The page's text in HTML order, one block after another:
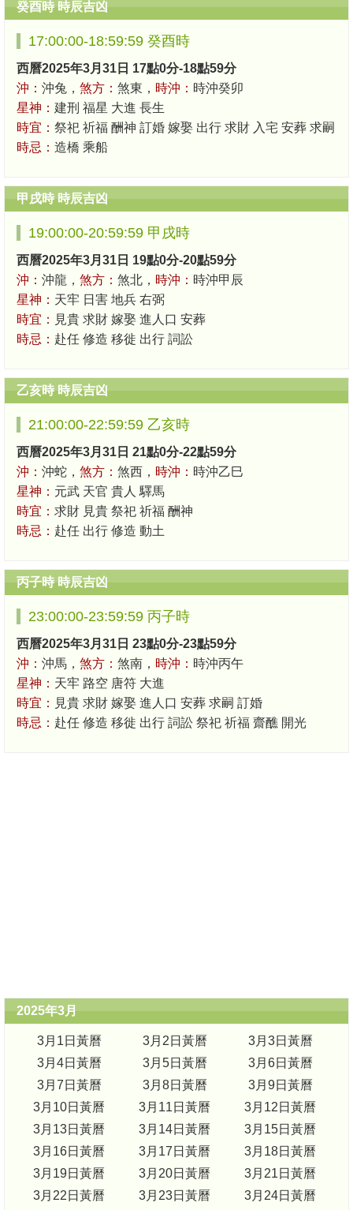
癸酉時 時辰吉凶
17:00:00-18:59:59 癸酉時
西曆2025年3月31日 17點0分-18點59分
沖： 沖兔， 煞方： 煞東， 時沖： 時沖癸卯
星神： 建刑 福星 大進 長生
時宜： 祭祀 祈福 酬神 訂婚 嫁娶 出行 求財 入宅 安葬 求嗣
時忌： 造橋 乘船
甲戌時 時辰吉凶
19:00:00-20:59:59 甲戌時
西曆2025年3月31日 19點0分-20點59分
沖： 沖龍， 煞方： 煞北， 時沖： 時沖甲辰
星神： 天牢 日害 地兵 右弼
時宜： 見貴 求財 嫁娶 進人口 安葬
時忌： 赴任 修造 移徙 出行 詞訟
乙亥時 時辰吉凶
21:00:00-22:59:59 乙亥時
西曆2025年3月31日 21點0分-22點59分
沖： 沖蛇， 煞方： 煞西， 時沖： 時沖乙巳
星神： 元武 天官 貴人 驛馬
時宜： 求財 見貴 祭祀 祈福 酬神
時忌： 赴任 出行 修造 動土
丙子時 時辰吉凶
23:00:00-23:59:59 丙子時
西曆2025年3月31日 23點0分-23點59分
沖： 沖馬， 煞方： 煞南， 時沖： 時沖丙午
星神： 天牢 路空 唐符 大進
時宜： 見貴 求財 嫁娶 進人口 安葬 求嗣 訂婚
時忌： 赴任 修造 移徙 出行 詞訟 祭祀 祈福 齋醮 開光
2025年3月
3月1日黃曆 3月2日黃曆
3月3日黃曆
3月4日黃曆
3月5日黃曆
3月6日黃曆
3月7日黃曆
3月8日黃曆
3月9日黃曆
3月10日黃曆
3月11日黃曆
3月12日黃曆
3月13日黃曆
3月14日黃曆
3月15日黃曆
3月16日黃曆
3月17日黃曆
3月18日黃曆
3月19日黃曆
3月20日黃曆
3月21日黃曆
3月22日黃曆
3月23日黃曆
3月24日黃曆